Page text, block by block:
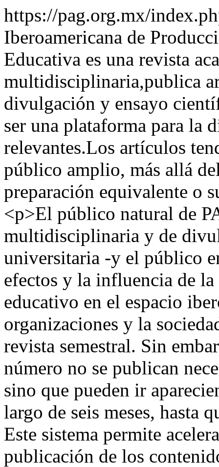
https://pag.org.mx/
Iberoamericana de
Educativa es una revista
multidisciplinaria,publica
divulgación y ensayo
ser una plataforma para la
relevantes.Los artículos
público amplio, más allá
preparación equivalente o
<p>El público natural de
multidisciplinaria y de
universitaria -y el público
efectos y la influencia de
educativo en el espacio
organizaciones y la
revista semestral. Sin
número no se publican
sino que pueden ir
largo de seis meses, hasta
Este sistema permite
publicación de los